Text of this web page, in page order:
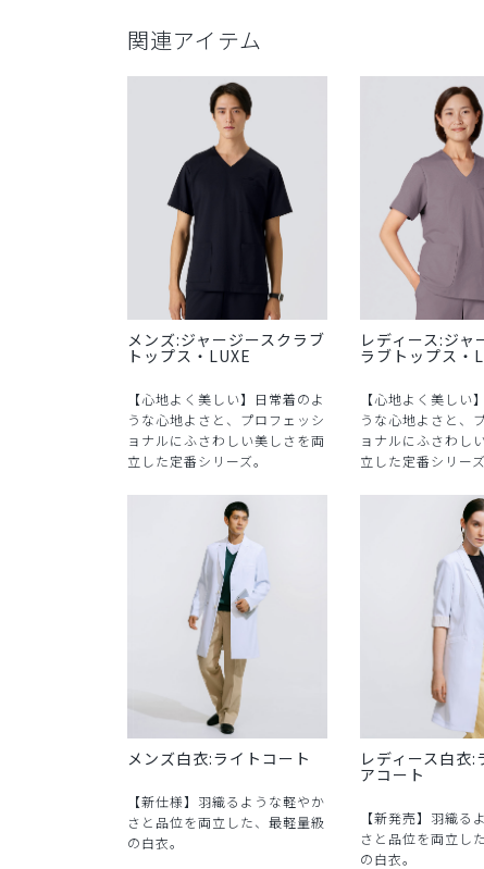
関連アイテム
メンズ:ジャージースクラブ
トップス・LUXE
【心地よく美しい】日常着のよ
うな心地よさと、プロフェッシ
ョナルにふさわしい美しさを両
立した定番シリーズ。
レディース:ジャ
ラブトップス・
【心地よく美しい
うな心地よさと、
ョナルにふさわし
立した定番シリーズ
メンズ白衣:ライトコート
【新仕様】羽織るような軽やか
さと品位を両立した、最軽量級
の白衣。
レディース白衣:
アコート
【新発売】羽織る
さと品位を両立し
の白衣。